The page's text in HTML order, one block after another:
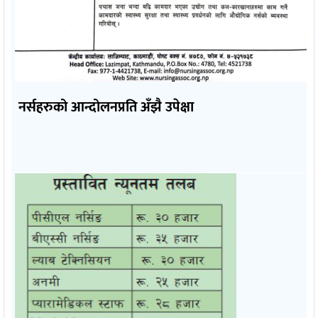
नर्सहरुको आन्दोलनप्रति अँझै उपेक्षा